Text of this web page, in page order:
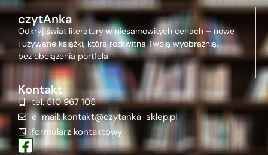
czytAnka
Odkryj świat literatury w niesamowitych cenach – nowe
i używane książki, które rozkwitną Twoją wyobraźnią,
bez obciążenia portfela.
Kontakt
tel. 510 967 105
e-mail: kontakt@czytanka-sklep.pl
formularz kontaktowy